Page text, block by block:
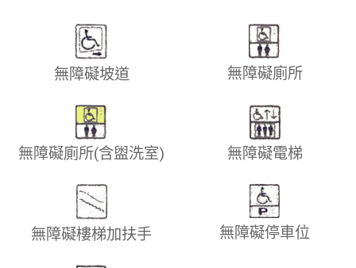
無障礙坡道 無障礙廁所
無障礙廁所(含盥洗室) 無障礙電梯
無障礙樓梯加扶手 無障礙停車位